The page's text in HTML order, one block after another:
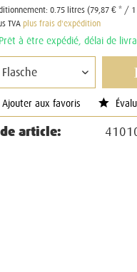
0.75 litres (79,87 € * /
TVA plus frais d'expédition
Prêt à être expédié, délai de
Ajouter aux favoris
article: